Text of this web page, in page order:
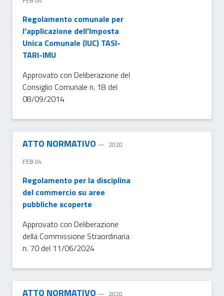
Regolamento comunale per
l’applicazione dell’Imposta
Unica Comunale (IUC) TASI-
TARI-IMU
Approvato con Deliberazione del
Consiglio Comunale n. 18 del
08/09/2014
ATTO NORMATIVO
2020
FEB 04
Regolamento per la disciplina
del commercio su aree
pubbliche scoperte
Approvato con Deliberazione
della Commissione Straordinaria
n. 70 del 11/06/2024
ATTO NORMATIVO 2020